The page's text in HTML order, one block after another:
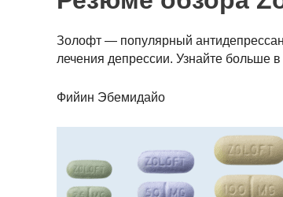
Золофт — популярный
лечения депрессии. Узнайте больше
Фийин Эбемидайо